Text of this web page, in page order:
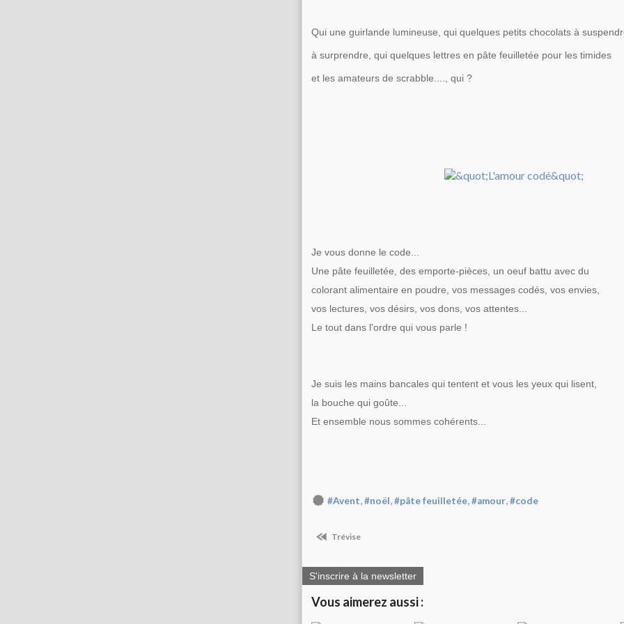
Qui une guirlande lumineuse, qui quelques petits chocolats à
à surprendre, qui quelques lettres en pâte feuilletée pour les timides
et les amateurs de scrabble...., qui ?
Je vous donne le code...
Une pâte feuilletée, des emporte-pièces, un oeuf battu avec du
colorant alimentaire en poudre, vos messages codés, vos envies,
vos lectures, vos désirs, vos dons, vos attentes...
Le tout dans l'ordre qui vous parle !
Je suis les mains bancales qui tentent et vous les yeux qui lisent,
la bouche qui goûte...
Et ensemble nous sommes cohérents...
#Avent,#noël,#pâte feuilletée,#amour,#code
Trévise
S'inscrire à la newsletter
Vous aimerez aussi :